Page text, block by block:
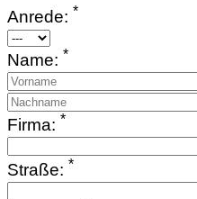
Anrede: *
Name: *
Firma: *
Straße: *